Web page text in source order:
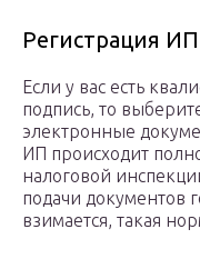
Регистрация
Если у вас есть
подпись, то
электронные
ИП происходит
налоговой
подачи документов
взимается, такая